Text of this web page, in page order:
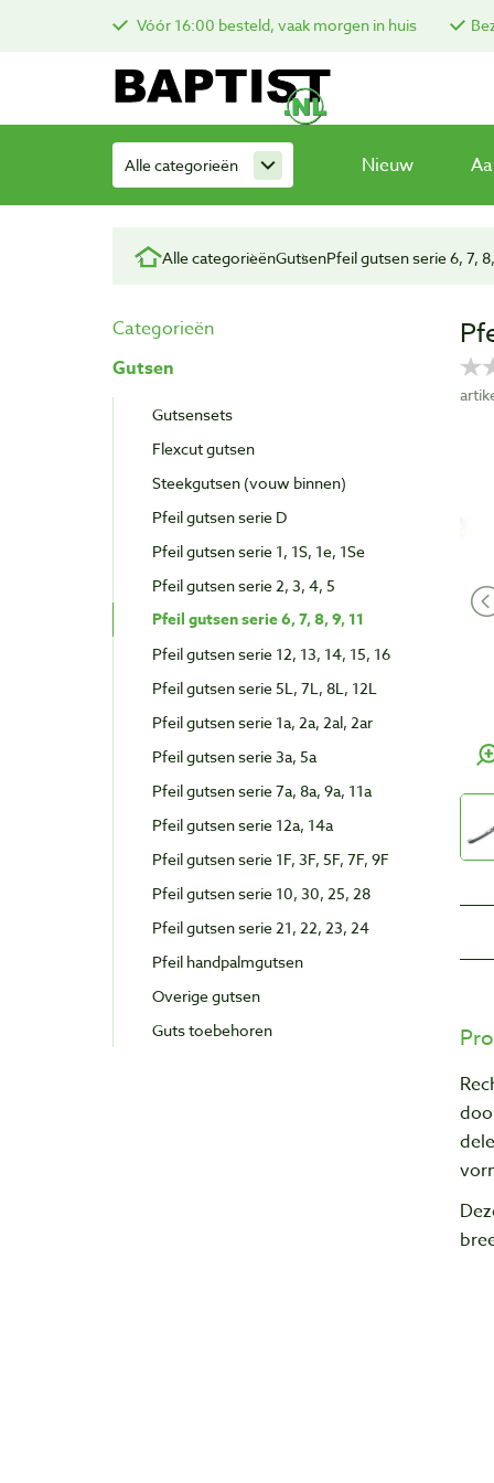
Vóór 16:00 besteld, vaak morgen in huis
Alle categorieën Nieuw
Alle categorieënGutsenPfeil gutsen serie 6, 7,
Categorieën
Gutsen
Gutsensets
Flexcut gutsen
Steekgutsen (vouw binnen)
Pfeil gutsen serie D
Pfeil gutsen serie 1, 1S, 1e, 1Se
Pfeil gutsen serie 2, 3, 4, 5
Pfeil gutsen serie 6, 7, 8, 9, 11
Pfeil gutsen serie 12, 13, 14, 15, 16
Pfeil gutsen serie 5L, 7L, 8L, 12L
Pfeil gutsen serie 1a, 2a, 2al, 2ar
Pfeil gutsen serie 3a, 5a
Pfeil gutsen serie 7a, 8a, 9a, 11a
Pfeil gutsen serie 12a, 14a
Pfeil gutsen serie 1F, 3F, 5F, 7F, 9F
Pfeil gutsen serie 10, 30, 25, 28
Pfeil gutsen serie 21, 22, 23, 24
Pfeil handpalmgutsen
Overige gutsen
Guts toebehoren